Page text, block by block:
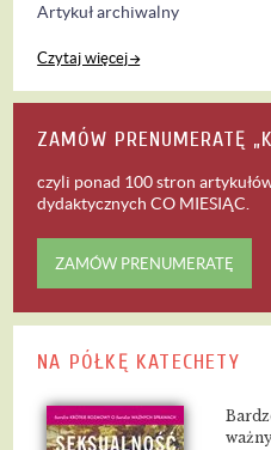
Artykuł archiwalny
Czytaj więcej
ZAMÓW PRENUMERATĘ
czyli ponad 100 stron
dydaktycznychCO MIESIĄC
ZAMÓW PRENUMERATĘ
NA PÓŁKĘ KATECHETY